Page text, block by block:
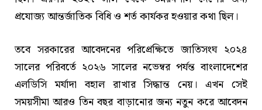
প্রযোজ্য আন্তর্জাতিক বিধি ও শর্ত কার্যকর হওয়ার কথা ছিল।
তবে সরকারের আবেদনের পরিপ্রেক্ষিতে জাতিসংঘ ২০২৪
সালের পরিবর্তে ২০২৬ সালের নভেম্বর পর্যন্ত বাংলাদেশের
এলডিসি মর্যাদা বহাল রাখার সিদ্ধান্ত নেয়। এখন সেই
সময়সীমা আরও তিন বছর বাড়ানোর জন্য নতুন করে আবেদন